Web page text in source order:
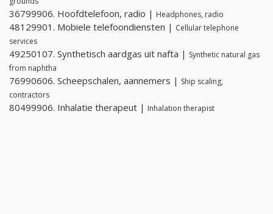
36799906. Hoofdtelefoon, radio | Headphones, radio
48129901. Mobiele telefoondiensten | Cellular telephone
services
49250107. Synthetisch aardgas uit nafta | Synthetic natural gas
from naphtha
76990606. Scheepschalen, aannemers | Ship scaling,
contractors
80499906. Inhalatie therapeut | Inhalation therapist